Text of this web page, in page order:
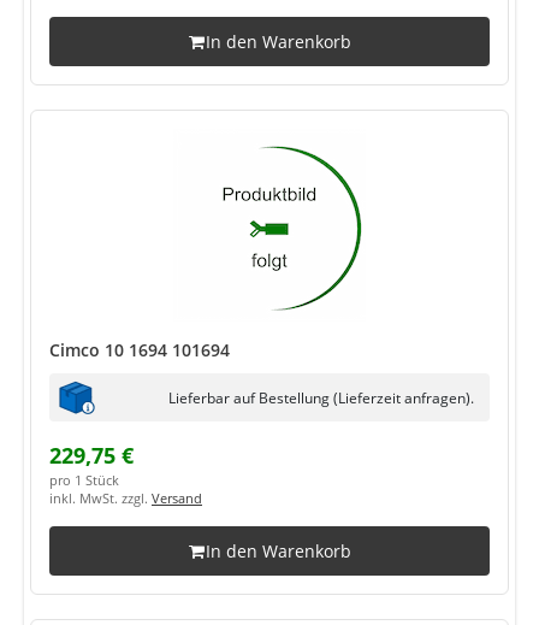
In den Warenkorb
Cimco 10 1694 101694
Lieferbar auf Bestellung (Lieferzeit anfragen).
229,75 €
pro 1 Stück
inkl. MwSt. zzgl. Versand
In den Warenkorb